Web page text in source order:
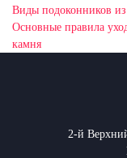
Виды подоконников
Основные правила
камня
2-й